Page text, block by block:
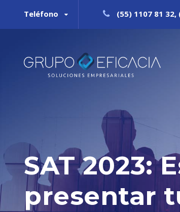
Teléfono (55) 1107 81 32,
SAT 2023:
presentar